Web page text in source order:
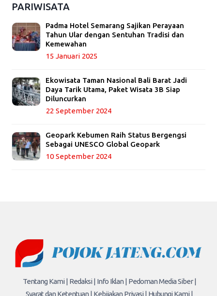
PARIWISATA
Padma Hotel Semarang Sajikan Perayaan
Tahun Ular dengan Sentuhan Tradisi dan
Kemewahan
15 Januari 2025
Ekowisata Taman Nasional Bali Barat Jadi
Daya Tarik Utama, Paket Wisata 3B Siap
Diluncurkan
22 September 2024
Geopark Kebumen Raih Status Bergengsi
Sebagai UNESCO Global Geopark
10 September 2024
Tentang Kami | Redaksi | Info Iklan | Pedoman Media Siber |
Syarat dan Ketentuan | Kebijakan Privasi | Hubungi Kami |